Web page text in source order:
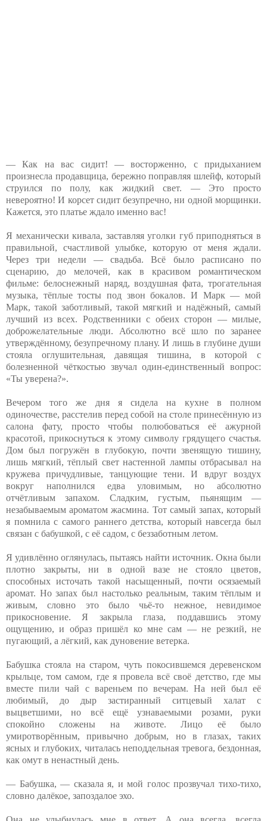
— Как на вас сидит! — восторженно, с придыханием
произнесла продавщица, бережно поправляя шлейф, который
струился по полу, как жидкий свет. — Это просто
невероятно! И корсет сидит безупречно, ни одной морщинки.
Кажется, это платье ждало именно вас!
Я механически кивала, заставляя уголки губ приподняться в
правильной, счастливой улыбке, которую от меня ждали.
Через три недели — свадьба. Всё было расписано по
сценарию, до мелочей, как в красивом романтическом
фильме: белоснежный наряд, воздушная фата, трогательная
музыка, тёплые тосты под звон бокалов. И Марк — мой
Марк, такой заботливый, такой мягкий и надёжный, самый
лучший из всех. Родственники с обеих сторон — милые,
доброжелательные люди. Абсолютно всё шло по заранее
утверждённому, безупречному плану. И лишь в глубине души
стояла оглушительная, давящая тишина, в которой с
болезненной чёткостью звучал один-единственный вопрос:
«Ты уверена?».
Вечером того же дня я сидела на кухне в полном
одиночестве, расстелив перед собой на столе принесённую из
салона фату, просто чтобы полюбоваться её ажурной
красотой, прикоснуться к этому символу грядущего счастья.
Дом был погружён в глубокую, почти звенящую тишину,
лишь мягкий, тёплый свет настенной лампы отбрасывал на
кружева причудливые, танцующие тени. И вдруг воздух
вокруг наполнился едва уловимым, но абсолютно
отчётливым запахом. Сладким, густым, пьянящим —
незабываемым ароматом жасмина. Тот самый запах, который
я помнила с самого раннего детства, который навсегда был
связан с бабушкой, с её садом, с беззаботным летом.
Я удивлённо оглянулась, пытаясь найти источник. Окна были
плотно закрыты, ни в одной вазе не стояло цветов,
способных источать такой насыщенный, почти осязаемый
аромат. Но запах был настолько реальным, таким тёплым и
живым, словно это было чьё-то нежное, невидимое
прикосновение. Я закрыла глаза, поддавшись этому
ощущению, и образ пришёл ко мне сам — не резкий, не
пугающий, а лёгкий, как дуновение ветерка.
Бабушка стояла на старом, чуть покосившемся деревенском
крыльце, том самом, где я провела всё своё детство, где мы
вместе пили чай с вареньем по вечерам. На ней был её
любимый, до дыр застиранный ситцевый халат с
выцветшими, но всё ещё узнаваемыми розами, руки
спокойно сложены на животе. Лицо её было
умиротворённым, привычно добрым, но в глазах, таких
ясных и глубоких, читалась неподдельная тревога, бездонная,
как омут в ненастный день.
— Бабушка, — сказала я, и мой голос прозвучал тихо-тихо,
словно далёкое, запоздалое эхо.